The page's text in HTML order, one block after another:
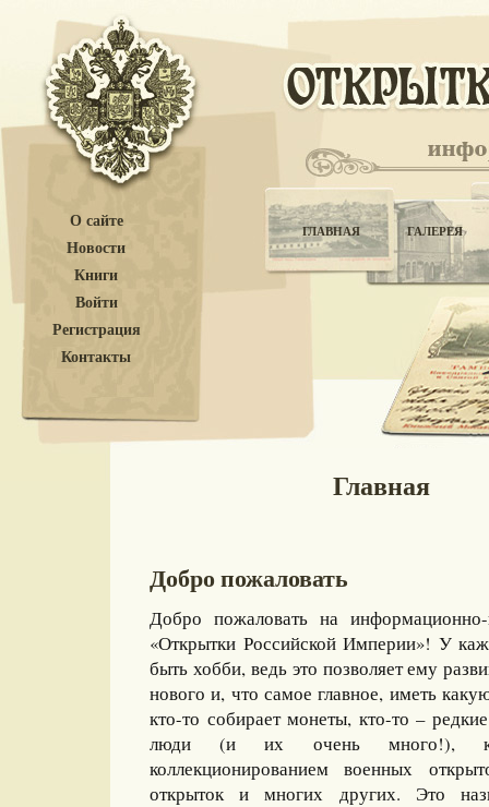
О сайте
Новости
Книги
Войти
Регистрация
Контакты
ГЛАВНАЯ ГАЛЕРЕЯ
Главная
Добро пожаловать
Добро пожаловать на информационно-
«Открытки Российской Империи»! У
быть хобби, ведь это позволяет ему
нового и, что самое главное, иметь
кто-то собирает монеты, кто-то –
люди (и их очень много!),
коллекционированием военных
открыток и многих других. Это